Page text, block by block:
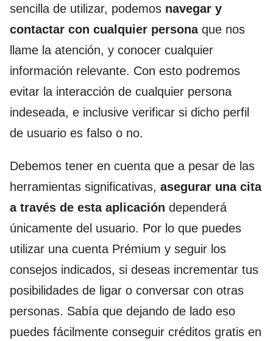
sencilla de utilizar, podemos navegar y
contactar con cualquier personaque nos
llame la atención, y conocer cualquier
información relevante. Con esto podremos
evitar la interacción de cualquier persona
indeseada, e inclusive verificar si dicho perfil
de usuario es falso o no.
Debemos tener en cuenta que a pesar de las
herramientas significativas, asegurar una cita
a través de esta aplicación dependerá
únicamente del usuario. Por lo que puedes
utilizar una cuenta Prémium y seguir los
consejos indicados, si deseas incrementar tus
posibilidades de ligar o conversar con otras
personas. Sabía que dejando de lado eso
puedes fácilmente conseguir créditos gratis en